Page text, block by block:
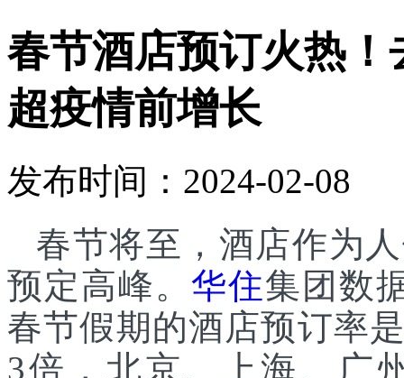
春节酒店预订火热
超疫情前增长
发布时间：2024-02-08
春节将至，酒店作为
预定高峰。华住集团数
春节假期的酒店预订率
3倍，北京、上海、广